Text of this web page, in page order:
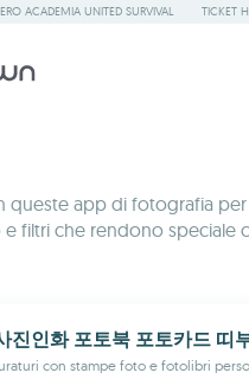
ACADEMIA UNITED SURVIVAL TICKET
queste app di fotografia
filtri che rendono
진인화 포토북 포토카드 띠
con stampe foto e fotolibri